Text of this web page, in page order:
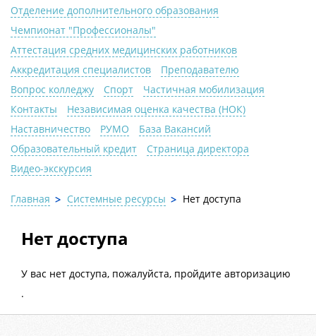
Отделение дополнительного образования
Чемпионат "Профессионалы"
Аттестация средних медицинских работников
Аккредитация специалистов
Преподавателю
Вопрос колледжу
Спорт
Частичная мобилизация
Контакты
Независимая оценка качества (НОК)
Наставничество
РУМО
База Вакансий
Образовательный кредит
Страница директора
Видео-экскурсия
Главная Системные ресурсы Нет доступа
Нет доступа
У вас нет доступа, пожалуйста, пройдите авторизацию
.